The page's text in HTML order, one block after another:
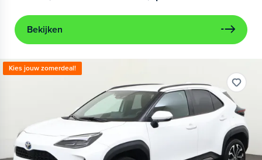
Bekijken
Kies jouw zomerdeal!